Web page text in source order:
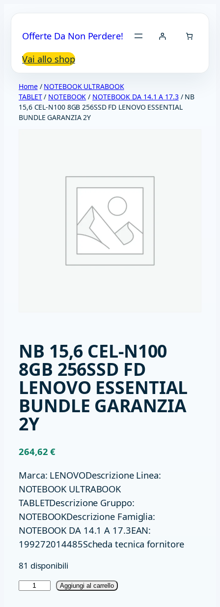
contenuto
Offerte Da Non Perdere!
Vai allo shop
Home/ NOTEBOOK ULTRABOOK
TABLET/ NOTEBOOK / NOTEBOOK DA 14.1 A 17.3/ NB
15,6 CEL-N100 8GB 256SSD FD LENOVO ESSENTIAL
BUNDLE GARANZIA 2Y
NB 15,6 CEL-N100
8GB 256SSD FD
LENOVO ESSENTIAL
BUNDLE GARANZIA
2Y
264,62€
Marca: LENOVODescrizione Linea:
NOTEBOOK ULTRABOOK
TABLETDescrizione Gruppo:
NOTEBOOKDescrizione Famiglia:
NOTEBOOK DA 14.1 A 17.3EAN:
199272014485Scheda tecnica fornitore
81 disponibili
Aggiungi al carrello